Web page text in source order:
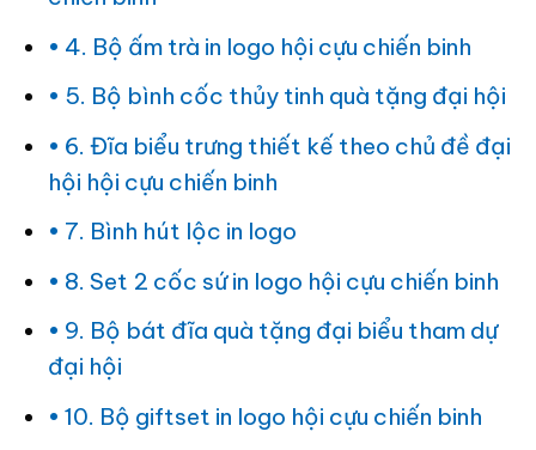
4. Bộ ấm trà in logo hội cựu chiến binh
5. Bộ bình cốc thủy tinh quà tặng đại hội
6. Đĩa biểu trưng thiết kế theo chủ đề đại
hội hội cựu chiến binh
7. Bình hút lộc in logo
8. Set 2 cốc sứ in logo hội cựu chiến binh
9. Bộ bát đĩa quà tặng đại biểu tham dự
đại hội
10. Bộ giftset in logo hội cựu chiến binh